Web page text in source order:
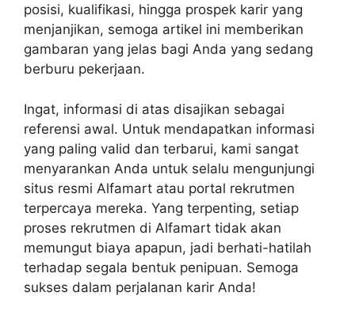
posisi, kualifikasi, hingga prospek karir yang
menjanjikan, semoga artikel ini memberikan
gambaran yang jelas bagi Anda yang sedang
berburu pekerjaan.
Ingat, informasi di atas disajikan sebagai
referensi awal. Untuk mendapatkan informasi
yang paling valid dan terbarui, kami sangat
menyarankan Anda untuk selalu mengunjungi
situs resmi Alfamart atau portal rekrutmen
terpercaya mereka. Yang terpenting, setiap
proses rekrutmen di Alfamart tidak akan
memungut biaya apapun, jadi berhati-hatilah
terhadap segala bentuk penipuan. Semoga
sukses dalam perjalanan karir Anda!